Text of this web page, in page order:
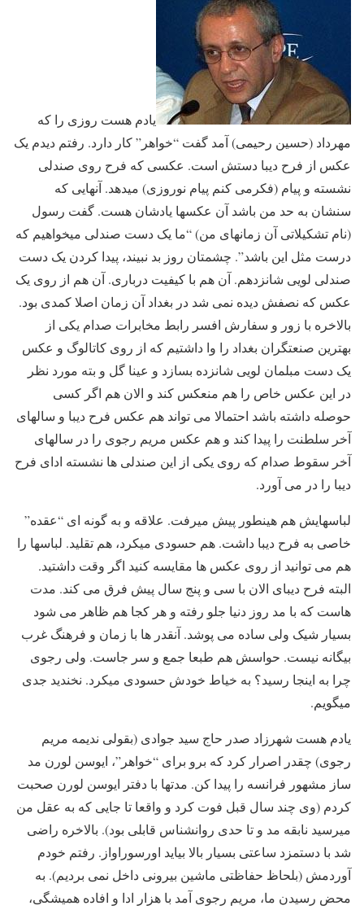
یادم هست روزی را که
مهرداد (حسین رحیمی) آمد گفت “خواهر” کار دارد. رفتم دیدم یک
عکس از فرح دیبا دستش است. عکسی که فرح روی صندلی
نشسته و پیام (فکرمی کنم پیام نوروزی) میدهد. آنهایی که
سنشان به حد من باشد آن عکسها یادشان هست. گفت رسول
(نام تشکیلاتی آن زمانهای من) “ما یک دست صندلی میخواهیم که
درست مثل این باشد”. چشمتان روز بد نبیند، پیدا کردن یک دست
صندلی لویی شانزدهم. آن هم با کیفیت درباری. آن هم از روی یک
عکس که نصفش دیده نمی شد در بغداد آن زمان اصلا کمدی بود.
بالاخره با زور و سفارش افسر رابط مخابرات صدام یکی از
بهترین صنعتگران بغداد را وا داشتیم که از روی کاتالوگ و عکس
یک دست مبلمان لویی شانزده بسازد و عینا گل و بته مورد نظر
در این عکس خاص را هم منعکس کند و الان هم اگر کسی
حوصله داشته باشد احتمالا می تواند هم عکس فرح دیبا و سالهای
آخر سلطنت را پیدا کند و هم عکس مریم رجوی را در سالهای
آخر سقوط صدام که روی یکی از این صندلی ها نشسته ادای فرح
دیبا را در می آورد.
لباسهایش هم هینطور پیش میرفت. علاقه و به گونه ای “عقده”
خاصی به فرح دیبا داشت. هم حسودی میکرد، هم تقلید. لباسها را
هم می توانید از روی عکس ها مقایسه کنید اگر وقت داشتید.
البته فرح دیبای الان با سی و پنج سال پیش فرق می کند. مدت
هاست که با مد روز دنیا جلو رفته و هر کجا هم ظاهر می شود
بسیار شیک ولی ساده می پوشد. آنقدر ها با زمان و فرهنگ غرب
بیگانه نیست. حواسش هم طبعا جمع و سر جاست. ولی رجوی
چرا به اینجا رسید؟ به خیاط خودش حسودی میکرد. نخندید جدی
میگویم.
یادم هست شهرزاد صدر حاج سید جوادی (بقولی ندیمه مریم
رجوی) چقدر اصرار کرد که برو برای “خواهر”، ایوسن لورن مد
ساز مشهور فرانسه را پیدا کن. مدتها با دفتر ایوسن لورن صحبت
کردم (وی چند سال قبل فوت کرد و واقعا تا جایی که به عقل من
میرسید نابقه مد و تا حدی روانشناس قابلی بود). بالاخره راضی
شد با دستمزد ساعتی بسیار بالا بیاید اورسوراواز. رفتم خودم
آوردمش (بلحاظ حفاظتی ماشین بیرونی داخل نمی بردیم). به
محض رسیدن ما، مریم رجوی آمد با هزار ادا و افاده همیشگی،